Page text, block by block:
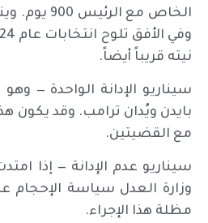
نيته قريباً أيضاً.
سيناريو الإدانة الواحدة —
بايدن ويُدان ترامب. وقد يكون
مع القضيتين.
وزارة العدل سياسة الإحجام
مظلة هذا الإجراء.